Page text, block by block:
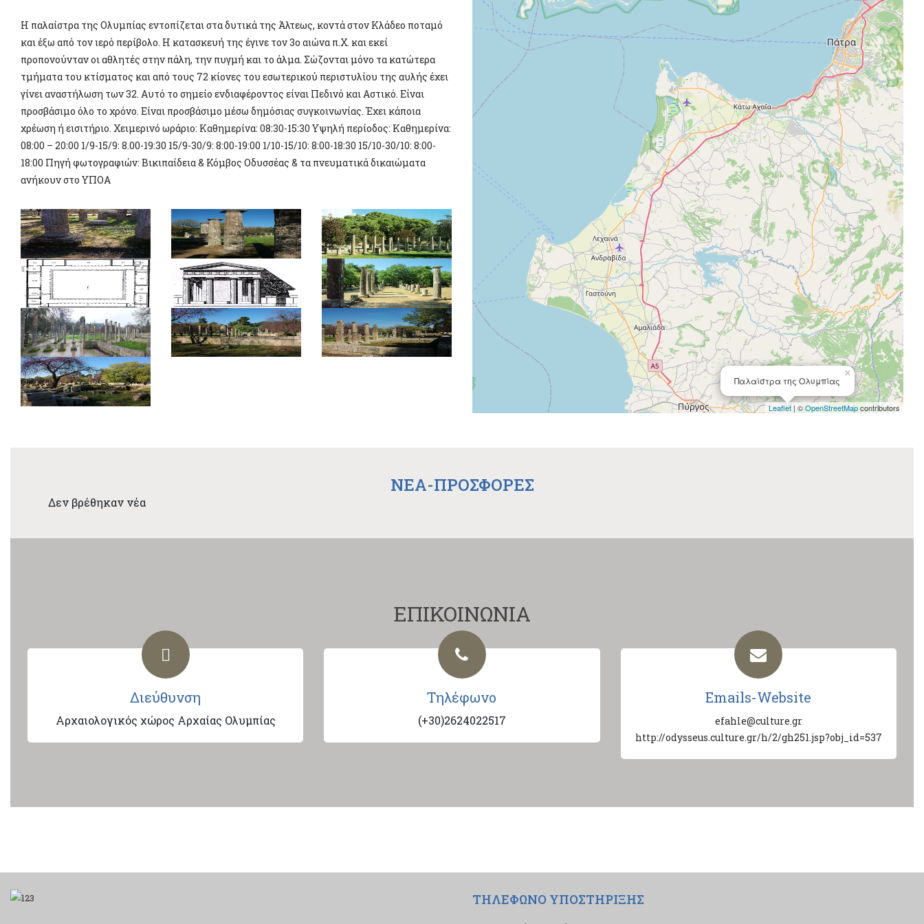
Η παλαίστρα της Ολυμπίας εντοπίζεται στα δυτικά της Άλτεως, κοντά στον Κλάδεο ποταμό
και έξω από τον ιερό περίβολο. Η κατασκευή της έγινε τον 3ο αιώνα π.Χ. και εκεί
προπονούνταν οι αθλητές στην πάλη, την πυγμή και το άλμα. Σώζονται μόνο τα κατώτερα
τμήματα του κτίσματος και από τους 72 κίονες του εσωτερικού περιστυλίου της αυλής έχει
γίνει αναστήλωση των 32. Αυτό το σημείο ενδιαφέροντος είναι Πεδινό και Αστικό. Είναι
προσβάσιμο όλο το χρόνο. Είναι προσβάσιμο μέσω δημόσιας συγκοινωνίας. Έχει κάποια
χρέωση ή εισιτήριο. Χειμερινό ωράριο: Καθημερίνα: 08:30-15:30 Υψηλή περίοδος: Καθημερίνα:
08:00 – 20:00 1/9-15/9: 8.00-19:30 15/9-30/9: 8:00-19:00 1/10-15/10: 8:00-18:30 15/10-30/10: 8:00-
18:00 Πηγή φωτογραφιών: Βικιπαίδεια & Κόμβος Οδυσσέας & τα πνευματικά δικαιώματα
ανήκουν στο ΥΠΟΑ
Παλαίστρα της Ολυμπίας
×
Leaflet | ©OpenStreetMapcontributors
NEA-ΠΡΟΣΦΟΡΕΣ
Δεν βρέθηκαν νέα
ΕΠΙΚΟΙΝΩΝΙΑ
Διεύθυνση
Αρχαιολογικός χώρος Αρχαίας Ολυμπίας
Τηλέφωνο
(+30)2624022517
Emails-Website
efahle@culture.gr
http://odysseus.culture.gr/h/2/gh251.jsp?obj_id=537
ΤΗΛΕΦΩΝΟ ΥΠΟΣΤΗΡΙΞΗΣ